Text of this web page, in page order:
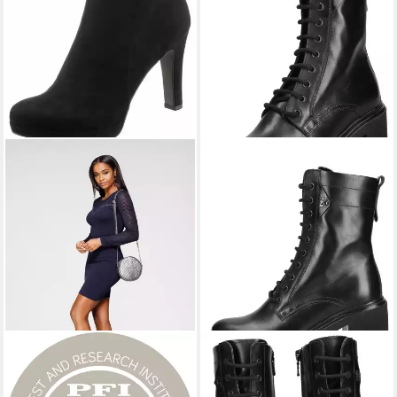
TAMARIS
Stiefelette
Ankleboots, High-Heel-
NERO GIARDINI
Nero Giardini
Stiefelette Leder High-Heel-